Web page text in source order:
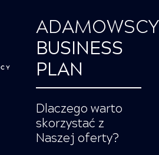
ADAMOWSCY
BUSINESS
PLAN
Dlaczego warto
skorzystać z
Naszej oferty?